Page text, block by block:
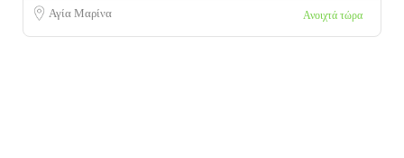
Αγία Μαρίνα Ανοιχτά τώρα